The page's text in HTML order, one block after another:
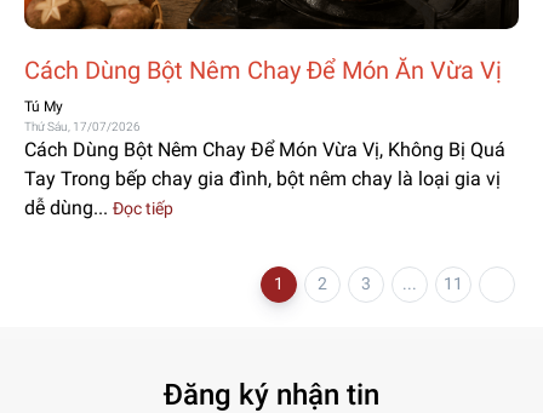
Cách Dùng Bột Nêm Chay Để Món Ăn Vừa Vị
Tú My
Thứ Sáu, 17/07/2026
Cách Dùng Bột Nêm Chay Để Món Vừa Vị, Không Bị Quá
Tay Trong bếp chay gia đình, bột nêm chay là loại gia vị
dễ dùng... Đọc tiếp
1 2 3 ... 11
Đăng ký nhận tin